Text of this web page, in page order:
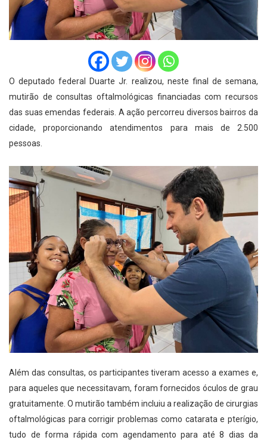
O deputado federal Duarte Jr. realizou, neste final de semana,
mutirão de consultas oftalmológicas financiadas com recursos
das suas emendas federais. A ação percorreu diversos bairros da
cidade, proporcionando atendimentos para mais de 2.500
pessoas.
Além das consultas, os participantes tiveram acesso a exames e,
para aqueles que necessitavam, foram fornecidos óculos de grau
gratuitamente. O mutirão também incluiu a realização de cirurgias
oftalmológicas para corrigir problemas como catarata e pterígio,
tudo de forma rápida com agendamento para até 8 dias da